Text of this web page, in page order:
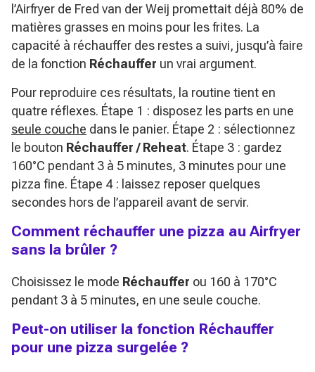
l’Airfryer de Fred van der Weij promettait déjà 80% de
matières grasses en moins pour les frites. La
capacité à réchauffer des restes a suivi, jusqu’à faire
de la fonction Réchauffer un vrai argument.
Pour reproduire ces résultats, la routine tient en
quatre réflexes. Étape 1 : disposez les parts en une
seule couche dans le panier. Étape 2 : sélectionnez
le bouton Réchauffer / Reheat. Étape 3 : gardez
160°C pendant 3 à 5 minutes, 3 minutes pour une
pizza fine. Étape 4 : laissez reposer quelques
secondes hors de l’appareil avant de servir.
Comment réchauffer une pizza au Airfryer
sans la brûler ?
Choisissez le mode Réchauffer ou 160 à 170°C
pendant 3 à 5 minutes, en une seule couche.
Peut-on utiliser la fonction Réchauffer
pour une pizza surgelée ?